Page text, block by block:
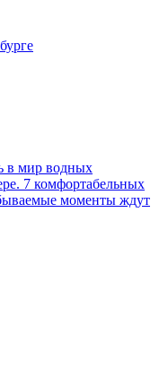
в мир водных
7 комфортабельных
моменты ждут